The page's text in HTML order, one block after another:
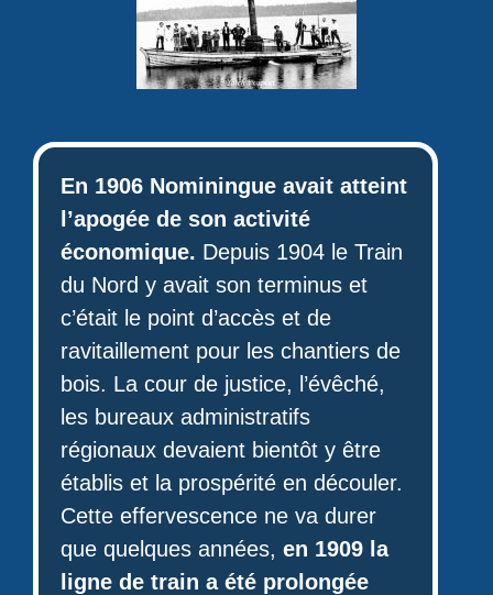
En 1906 Nominingue avait atteint
l’apogée de son activité
économique. Depuis 1904 le Train
du Nord y avait son terminus et
c’était le point d’accès et de
ravitaillement pour les chantiers de
bois. La cour de justice, l’évêché,
les bureaux administratifs
régionaux devaient bientôt y être
établis et la prospérité en découler.
Cette effervescence ne va durer
que quelques années, en 1909 la
ligne de train a été prolongée